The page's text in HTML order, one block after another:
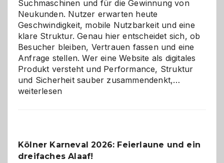
Suchmaschinen und für die Gewinnung von
Neukunden. Nutzer erwarten heute
Geschwindigkeit, mobile Nutzbarkeit und eine
klare Struktur. Genau hier entscheidet sich, ob
Besucher bleiben, Vertrauen fassen und eine
Anfrage stellen. Wer eine Website als digitales
Produkt versteht und Performance, Struktur
und Sicherheit sauber zusammendenkt,…
geworden
weiterlesen
Kölner Karneval 2026: Feierlaune und ein
dreifaches Alaaf!